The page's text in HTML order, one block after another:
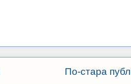
По-стара